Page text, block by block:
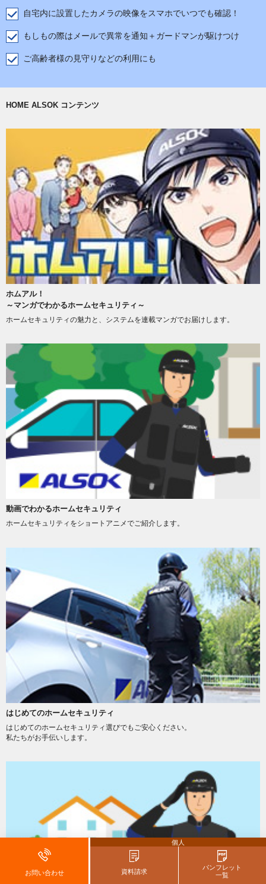
自宅内に設置したカメラの映像をスマホでいつでも確認！
もしもの際はメールで異常を通知＋ガードマンが駆けつけ
ご高齢者様の見守りなどの利用にも
HOME ALSOK コンテンツ
ホムアル！
～マンガでわかるホームセキュリティ～
ホームセキュリティの魅力と、システムを連載マンガでお届けします。
動画でわかるホームセキュリティ
ホームセキュリティをショートアニメでご紹介します。
はじめてのホームセキュリティ
はじめてのホームセキュリティ選びでもご安心ください。
私たちがお手伝いします。
お問い合わせ
個人
資料請求
パンフレット
一覧